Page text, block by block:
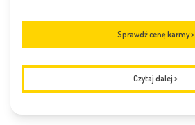
Sprawdź cenę karmy >
Czytaj dalej >